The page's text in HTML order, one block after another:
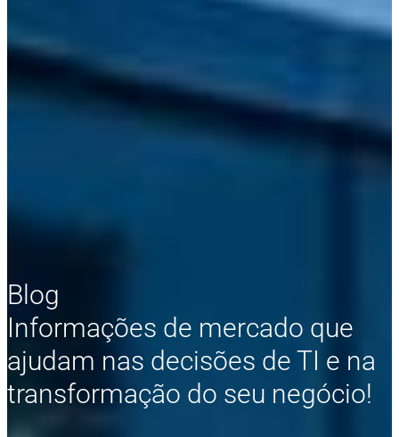
Blog
Informações de mercado que
ajudam nas decisões de TI e na
transformação do seu negócio!